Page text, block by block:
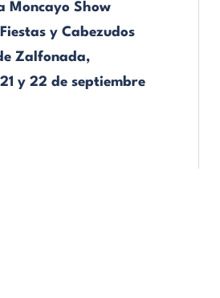
Moncayo Show
y Cabezudos
Zalfonada,
y 22 de septiembre